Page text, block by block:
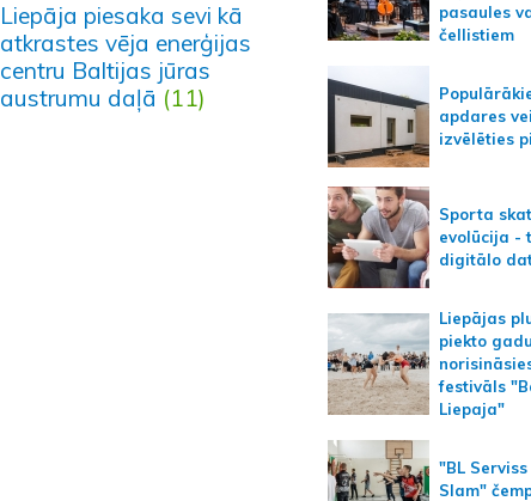
Liepāja piesaka sevi kā
atkrastes vēja enerģijas
centru Baltijas jūras
austrumu daļā (11)
pasaules
čellistiem
apdares
izvēlēties
Sporta
evolūcija -
digitālo
Liepājas
piekto gadu
festivāls
Liepaja"
"BL
Slam"